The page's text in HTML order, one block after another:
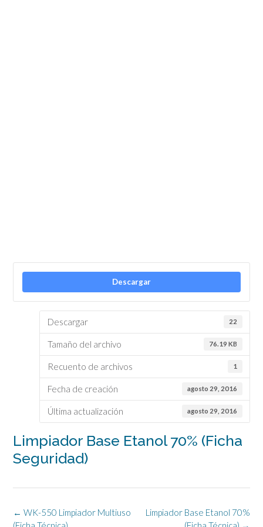
Descargar
Descargar 22
Tamaño del archivo 76.19 KB
Recuento de archivos 1
Fecha de creación agosto 29, 2016
Última actualización agosto 29, 2016
Limpiador Base Etanol 70% (Ficha
Seguridad)
Navegación
de
Limpiador Base Etanol 70%
← WK-550 Limpiador Multiuso